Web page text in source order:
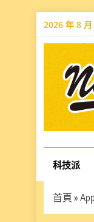
Skip
2026 年 8 月
最有料的新
科技派
首頁 »